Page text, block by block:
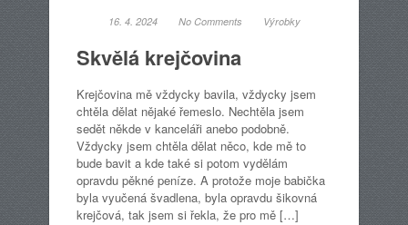
16. 4. 2024 No Comments Výrobky
Skvělá krejčovina
Krejčovina mě vždycky bavila, vždycky jsem
chtěla dělat nějaké řemeslo. Nechtěla jsem
sedět někde v kanceláři anebo podobně.
Vždycky jsem chtěla dělat něco, kde mě to
bude bavit a kde také si potom vydělám
opravdu pěkné peníze. A protože moje babička
byla vyučená švadlena, byla opravdu šikovná
krejčová, tak jsem si řekla, že pro mě […]